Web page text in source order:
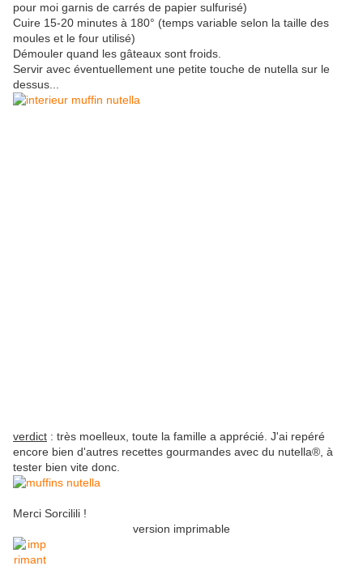
pour moi garnis de carrés de papier sulfurisé)
Cuire 15-20 minutes à 180° (temps variable selon la taille des
moules et le four utilisé)
Démouler quand les gâteaux sont froids.
Servir avec éventuellement une petite touche de nutella sur le
dessus...
verdict : très moelleux, toute la famille a apprécié. J'ai repéré
encore bien d'autres recettes gourmandes avec du nutella®, à
tester bien vite donc.
Merci Sorcilili !
version imprimable